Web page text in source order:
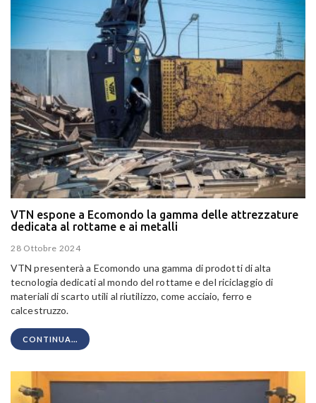
VTN espone a Ecomondo la gamma delle attrezzature
dedicata al rottame e ai metalli
28 Ottobre 2024
VTN presenterà a Ecomondo una gamma di prodotti di alta
tecnologia dedicati al mondo del rottame e del riciclaggio di
materiali di scarto utili al riutilizzo, come acciaio, ferro e
calcestruzzo.
CONTINUA...